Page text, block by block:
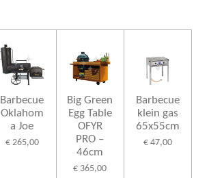
Barbecue
Oklahom
a Joe
€ 265,00
Big Green
Egg Table
OFYR
PRO –
46cm
€ 365,00
Barbecue
klein gas
65x55cm
€ 47,00